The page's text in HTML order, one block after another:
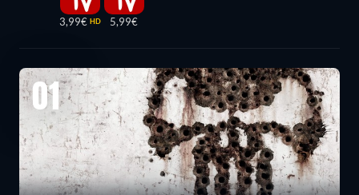
3,99€ HD 5,99€
01